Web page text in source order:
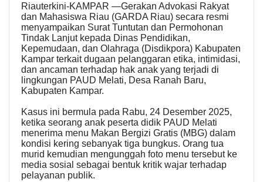
Riauterkini-KAMPAR —Gerakan Advokasi Rakyat
dan Mahasiswa Riau (GARDA Riau) secara resmi
menyampaikan Surat Tuntutan dan Permohonan
Tindak Lanjut kepada Dinas Pendidikan,
Kepemudaan, dan Olahraga (Disdikpora) Kabupaten
Kampar terkait dugaan pelanggaran etika, intimidasi,
dan ancaman terhadap hak anak yang terjadi di
lingkungan PAUD Melati, Desa Ranah Baru,
Kabupaten Kampar.
Kasus ini bermula pada Rabu, 24 Desember 2025,
ketika seorang anak peserta didik PAUD Melati
menerima menu Makan Bergizi Gratis (MBG) dalam
kondisi kering sebanyak tiga bungkus. Orang tua
murid kemudian mengunggah foto menu tersebut ke
media sosial sebagai bentuk kritik wajar terhadap
pelayanan publik.